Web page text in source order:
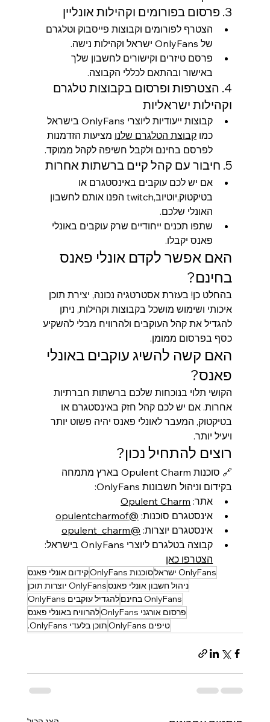
3. פרסום בפורומים וקהילות אונליין
הצטרף לפורומים וקבוצות פייסבוק וטלגרם
של OnlyFans ישראל וקהילות נישה.
פרסם טיזרים וקישורים לחשבון שלך
באישור ובהתאם לכללי הקבוצה.
4. הצטרפות ופרסום בקבוצות טלגרם
וקהילות ישראליות
קבוצות ייעודיות ליוצרי OnlyFans בישראל
כמו קבוצת הטלגרם שלנו מציעות הזדמנות
לפרסם בחינם ולקבל חשיפה לקהל ממוקד.
5. חיבור עם קהל קיים ברשתות אחרות
אם יש לכם עוקבים באינסטגרם או
בטיקטוק,יוטיוב,twitch הפנו אותם לחשבון
האונלי שלכם.
שתפו תכנים ייחודיים שרק עוקבים באונלי
פאנס יקבלו.
האם אפשר לקדם אונלי פאנס
בחינם?
בהחלט כן! בעזרת אסטרטגיה נכונה, יצירת תוכן
איכותי ושימוש מושכל בקבוצות וקהילות, ניתן
להגדיל את קהל העוקבים ולהרוויח מבלי להשקיע
כסף בפרסום ממומן.
האם קשה להשיג עוקבים באונלי
פאנס?
הקושי תלוי בנוכחות שלכם ברשתות חברתיות
אחרות. אם יש לכם קהל חזק באינסטגרם או
בטיקטוק, המעבר לאונלי פאנס יהיה פשוט יותר
ויעיל יותר.
רוצים להתחיל נכון?
🔗 סוכנות Opulent Charm בארץ מתמחה
בקידום וניהול חשבונות OnlyFans:
אתר: Opulent Charm
אינסטגרם סוכנות: @opulentcharmof
אינסטגרם יוצרות: @opulent_charm
קבוצה בטלגרם ליוצרי OnlyFans בישראל:
הצטרפו כאן
OnlyFans ישראל סוכנות OnlyFans
קידום אונלי פאנס
ניהול חשבון אונלי פאנסOnlyFans יוצרות תוכן
OnlyFans בחינם
להגדיל עוקבים OnlyFans
פרסום אורגני OnlyFans
להרוויח באונלי פאנס
טיפים OnlyFans
תוכן בלעדי OnlyFans.